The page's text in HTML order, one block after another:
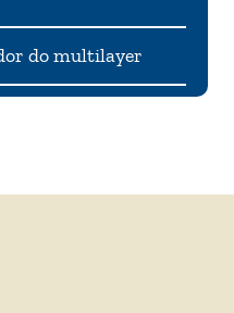
do multilayer